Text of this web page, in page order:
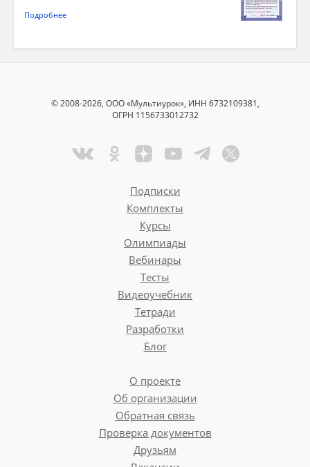
Подробнее
© 2008-2026, ООО «Мультиурок», ИНН 6732109381,
ОГРН 1156733012732
Подписки
Комплекты
Курсы
Олимпиады
Вебинары
Тесты
Видеоучебник
Тетради
Разработки
Блог
О проекте
Об организации
Обратная связь
Проверка документов
Друзьям